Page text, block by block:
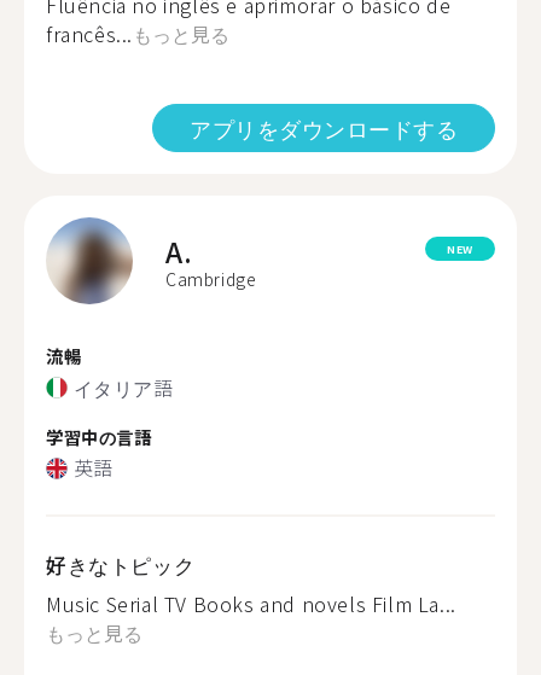
francês... もっと見る
アプリをダウンロードする
A.
Cambridge
NEW
流暢
イタリア語
学習中の言語
英語
好きなトピック
Music Serial TV Books and novels Film La...
もっと見る